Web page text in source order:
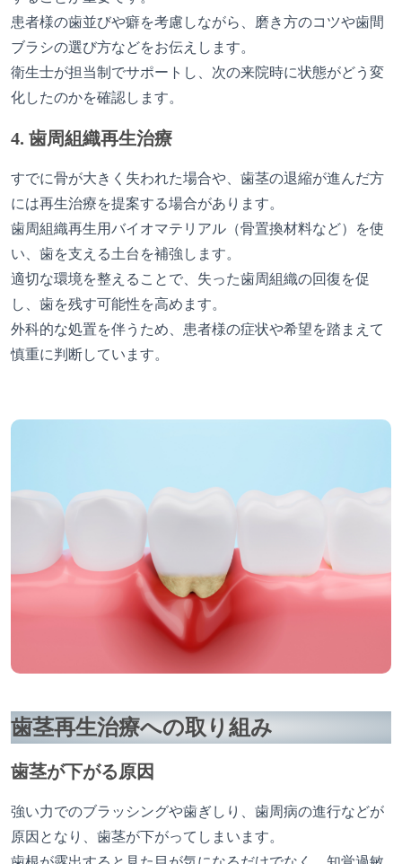
患者様の歯並びや癖を考慮しながら、磨き方のコツや歯間
ブラシの選び方などをお伝えします。
衛生士が担当制でサポートし、次の来院時に状態がどう変
化したのかを確認します。
4. 歯周組織再生治療
すでに骨が大きく失われた場合や、歯茎の退縮が進んだ方
には再生治療を提案する場合があります。
歯周組織再生用バイオマテリアル（骨置換材料など）を使
い、歯を支える土台を補強します。
適切な環境を整えることで、失った歯周組織の回復を促
し、歯を残す可能性を高めます。
外科的な処置を伴うため、患者様の症状や希望を踏まえて
慎重に判断しています。
歯茎再生治療への取り組み
歯茎が下がる原因
強い力でのブラッシングや歯ぎしり、歯周病の進行などが
原因となり、歯茎が下がってしまいます。